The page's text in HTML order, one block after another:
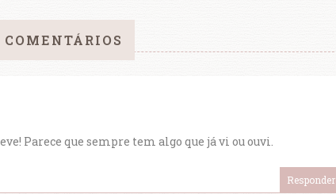
COMENTÁRIOS
Parece que sempre tem algo que já vi ou ouvi.
Responder